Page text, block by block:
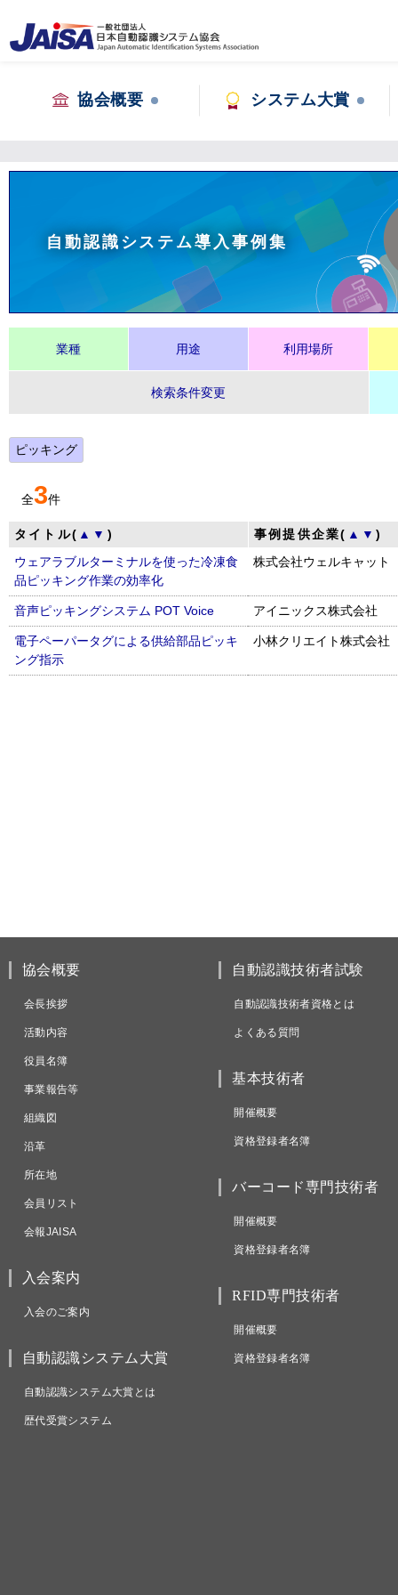
協会概要 システム大賞
自動認識システム導入事例集
業種 用途 利用場所
検索条件変更
ピッキング
全3件
タイトル( ▲ ▼ ) 事例提供企業( ▲ ▼)
ウェアラブルターミナルを使った冷凍食
品ピッキング作業の効率化
株式会社ウェルキャット
音声ピッキングシステム POT Voice アイニックス株式会社
電子ペーパータグによる供給部品ピッキ
ング指示
小林クリエイト株式会社
協会概要
会長挨拶
活動内容
役員名簿
事業報告等
組織図
沿革
所在地
会員リスト
会報JAISA
入会案内
入会のご案内
自動認識システム大賞
自動認識システム大賞とは
歴代受賞システム
自動認識技術者試験
自動認識技術者資格とは
よくある質問
基本技術者
開催概要
資格登録者名簿
バーコード専門技術者
開催概要
資格登録者名簿
RFID専門技術者
開催概要
資格登録者名簿